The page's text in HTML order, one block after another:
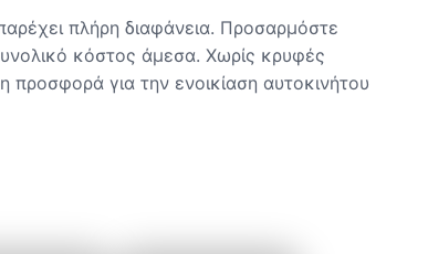
πλήρη διαφάνεια. Προσαρμόστε
κόστος άμεσα. Χωρίς κρυφές
για την ενοικίαση αυτοκινήτου